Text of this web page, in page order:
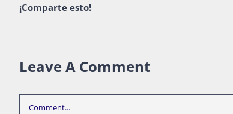
¡Comparte esto!
Leave A Comment
Comment